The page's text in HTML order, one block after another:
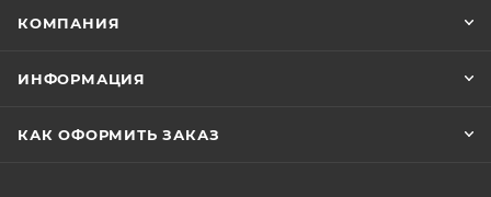
КОМПАНИЯ
ИНФОРМАЦИЯ
КАК ОФОРМИТЬ ЗАКАЗ